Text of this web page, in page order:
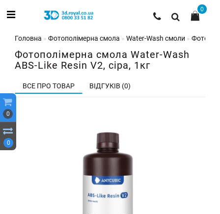
0
0
0
Головна Фотополімерна смола Water-Wash смоли
Фотополімерна смола Water-Wash
ABS-Like Resin V2, сіра, 1кг
ВСЕ ПРО ТОВАР ВІДГУКІВ (0)